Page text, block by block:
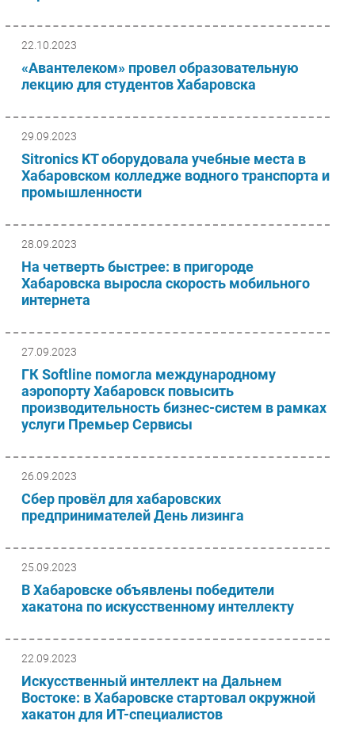
22.10.2023
«Авантелеком» провел образовательную
лекцию для студентов Хабаровска
29.09.2023
Sitronics KT оборудовала учебные места в
Хабаровском колледже водного транспорта и
промышленности
28.09.2023
На четверть быстрее: в пригороде
Хабаровска выросла скорость мобильного
интернета
27.09.2023
ГК Softline помогла международному
аэропорту Хабаровск повысить
производительность бизнес-систем в рамках
услуги Премьер Сервисы
26.09.2023
Сбер провёл для хабаровских
предпринимателей День лизинга
25.09.2023
В Хабаровске объявлены победители
хакатона по искусственному интеллекту
22.09.2023
Искусственный интеллект на Дальнем
Востоке: в Хабаровске стартовал окружной
хакатон для ИТ-специалистов